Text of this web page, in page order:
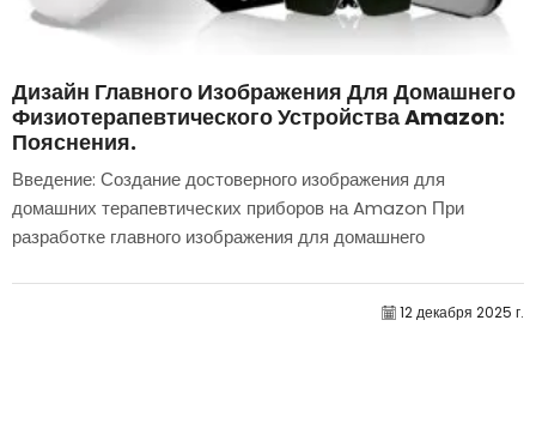
Дизайн Главного Изображения Для Домашнего
Физиотерапевтического Устройства Amazon:
Пояснения.
Введение: Создание достоверного изображения для
домашних терапевтических приборов на Amazon При
разработке главного изображения для домашнего
12 декабря 2025 г.